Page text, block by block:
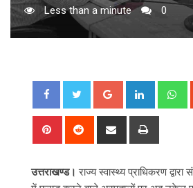
Less than a minute
0
Google+ LinkedIn
Pinterest Reddit
Share
उत्तराखण्ड। राज्य स्वास्थ्य प्राधिकरण